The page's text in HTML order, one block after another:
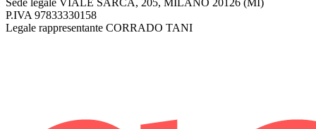
P.IVA 97833330158
Legale rappresentante CORRADO TANI